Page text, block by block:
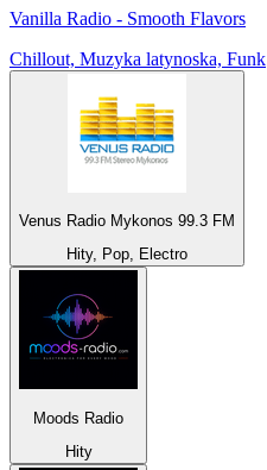
Vanilla Radio - Smooth Flavors
Chillout, Muzyka latynoska, Funk
Venus Radio Mykonos 99.3 FM
Hity, Pop, Electro
Moods Radio
Hity